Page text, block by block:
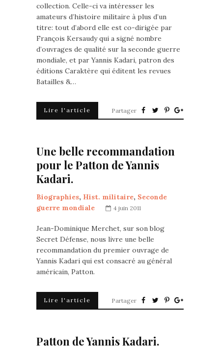
collection. Celle-ci va intéresser les
amateurs d’histoire militaire à plus d’un
titre: tout d’abord elle est co-dirigée par
François Kersaudy qui a signé nombre
d’ouvrages de qualité sur la seconde guerre
mondiale, et par Yannis Kadari, patron des
éditions Caraktère qui éditent les revues
Batailles &…
Lire l'article Partager
Une belle recommandation
pour le Patton de Yannis
Kadari.
Biographies, Hist. militaire, Seconde
guerre mondiale
4 juin 2011
Jean-Dominique Merchet, sur son blog
Secret Défense, nous livre une belle
recommandation du premier ouvrage de
Yannis Kadari qui est consacré au général
américain, Patton.
Lire l'article Partager
Patton de Yannis Kadari.